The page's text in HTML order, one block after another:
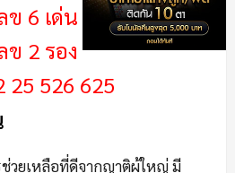
ข 6 เด่น
ข 2 รอง
25 526 625
ช่วยเหลือที่ดีจากญาติผู้ใหญ่ มี